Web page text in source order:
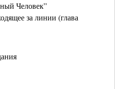
Человек”
за линии (глава